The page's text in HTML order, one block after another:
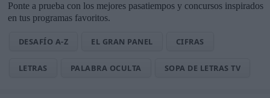
Ponte a prueba con los mejores pasatiempos y concursos inspirados
en tus programas favoritos.
DESAFÍO A-Z EL GRAN PANEL CIFRAS
LETRAS PALABRA OCULTA SOPA DE LETRAS TV